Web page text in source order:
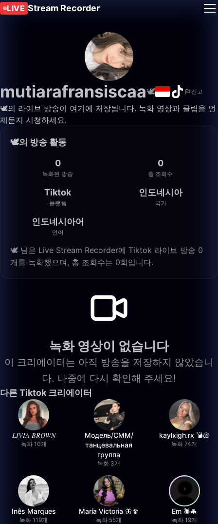
LIVE Stream Recorder
mutiarafransiscaa🕊️ 신고
🕊️의 라이브 방송이 여기에 저장됩니다. 녹화 영상과 클립을 언
제든지 시청하세요.
🕊️의 방송 활동
0
녹화된 방송
0
총 조회수
Tiktok
플랫폼
인도네시아
국가
인도네시아어
언어
🕊️ 님은 Live Stream Recorder에 Tiktok 라이브 방송 0
개를 녹화했으며, 총 조회수는 0회입니다.
녹화 영상이 없습니다
이 크리에이터는 아직 방송을 저장하지 않았습니
다. 나중에 다시 확인해 주세요!
다른 Tiktok 크리에이터
𝐿𝐼𝑉𝐼𝐴 𝐵𝑅𝑂𝑊𝑁
녹화 10개
Модель/СММ/
танцевальная
группа
녹화 3개
kaylxigh.rx 💣🐚
녹화 74개
Inês Marques
녹화 119개
María Victoria 🦋🍄
녹화 55개
Em 🕷️🦇
녹화 19개